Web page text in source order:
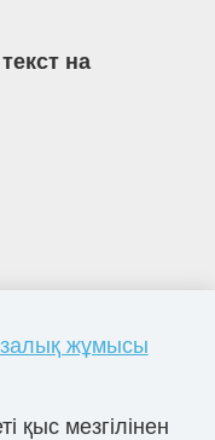
на
жұмысы
қыс мезгілінен